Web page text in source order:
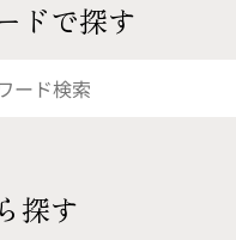
ドで探す
探す